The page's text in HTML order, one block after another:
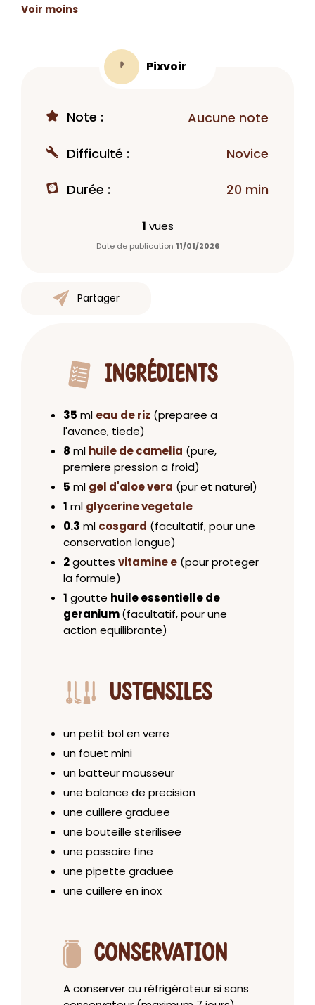
Voir moins
P Pixvoir
Note : Aucune note
Difficulté : Novice
Durée : 20 min
1 vues
Date de publication 11/01/2026
Partager
INGRÉDIENTS
35 ml eau de riz (preparee a
l'avance, tiede)
8 ml huile de camelia (pure,
premiere pression a froid)
5 ml gel d'aloe vera (pur et naturel)
1 ml glycerine vegetale
0.3 ml cosgard (facultatif, pour une
conservation longue)
2gouttes vitamine e (pour proteger
la formule)
1 goutte huile essentielle de
geranium(facultatif, pour une
action equilibrante)
USTENSILES
un petit bol en verre
un fouet mini
un batteur mousseur
une balance de precision
une cuillere graduee
une bouteille sterilisee
une passoire fine
une pipette graduee
une cuillere en inox
CONSERVATION
A conserver au réfrigérateur si sans